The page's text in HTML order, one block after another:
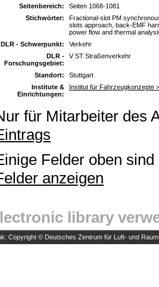
Seitenbereich:
Seiten 1068-1081
Stichwörter:
Fractional-slot PM
slots approach, back-EMF
power flow and thermal
DLR - Schwerpunkt:
Verkehr
DLR -
Forschungsgebiet:
V ST Straßenverkehr
Standort:
Stuttgart
Institute &
Einrichtungen:
Institut für Fahrzeugkonzepte
für Mitarbeiter des
Felder oben
anzeigen
library
Copyright © Deutsches Zentrum für Luft- und